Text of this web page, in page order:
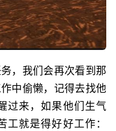
，我们会再次看到那
中偷懒，记得去找他
过来，如果他们生气
就是得好好工作：